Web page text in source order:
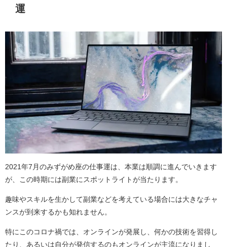
運
2021年7月のみずがめ座の仕事運は、本業は順調に進んでいきます
が、この時期には副業にスポットライトが当たります。
趣味やスキルを生かして副業などを考えている場合には大きなチャ
ンスが到来するかも知れません。
特にこのコロナ禍では、オンラインが発展し、何かの技術を習得し
たり、あるいは自分が発信するのもオンラインが主流になりまし